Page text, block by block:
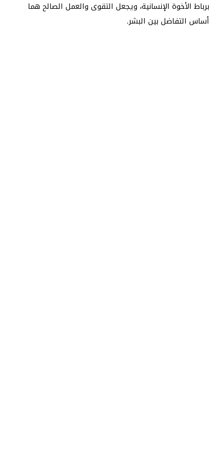
برباط الأخوة الإنسانية، ويجعل التقوى والعمل الصالح هما
أساس التفاضل بين البشر.